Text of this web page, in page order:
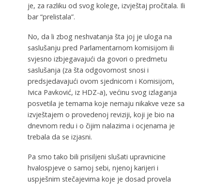
je, za razliku od svog kolege, izvještaj pročitala. Ili
bar “prelistala”.
No, da li zbog neshvatanja šta joj je uloga na
saslušanju pred Parlamentarnom komisijom ili
svjesno izbjegavajući da govori o predmetu
saslušanja (za šta odgovornost snosi i
predsjedavajući ovom sjednicom i Komisijom,
Ivica Pavković, iz HDZ-a), većinu svog izlaganja
posvetila je temama koje nemaju nikakve veze sa
izvještajem o provedenoj reviziji, koji je bio na
dnevnom redu i o čijim nalazima i ocjenama je
trebala da se izjasni.
Pa smo tako bili prisiljeni slušati upravnicine
hvalospjeve o samoj sebi, njenoj karijeri i
uspješnim stečajevima koje je dosad provela